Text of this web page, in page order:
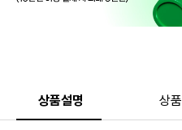
상품설명 상